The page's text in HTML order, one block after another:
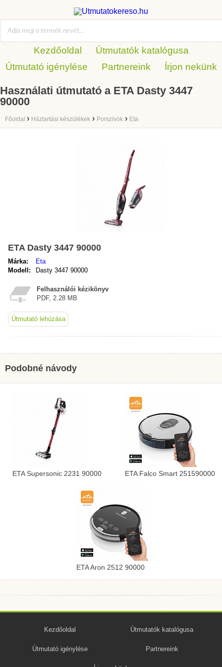
Kezdőoldal
Útmutatók katalógusa
Útmutató igénylése
Partnereink Írjon nekünk
Használati útmutató a ETA Dasty 3447
90000
Főoldal › Háztartási készülékek › Porszívók › Eta
ETA Dasty 3447 90000
Márka:
Eta
Modell:
Dasty 3447 90000
Felhasználói kézikönyv
PDF, 2.28 MB
Útmutató lehúzása
Podobné návody
ETA Supersonic 2231 90000 ETA Falco Smart 251590000
ETA Aron 2512 90000
Kezdőoldal Útmutatók katalógusa
Útmutató igénylése Partnereink